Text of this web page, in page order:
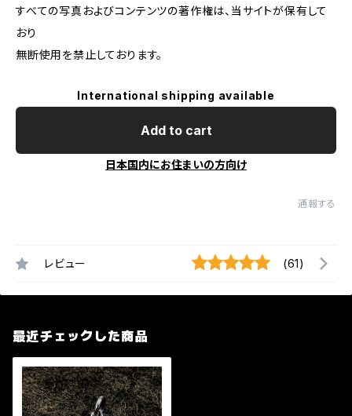
すべての写真およびコンテンツの著作権は、当サイトが保有して
おり
無断使用を禁止しております。
International shipping available
Add to cart
日本国内にお住まいの方向け
通報する
レビュー (61)
最近チェックした商品